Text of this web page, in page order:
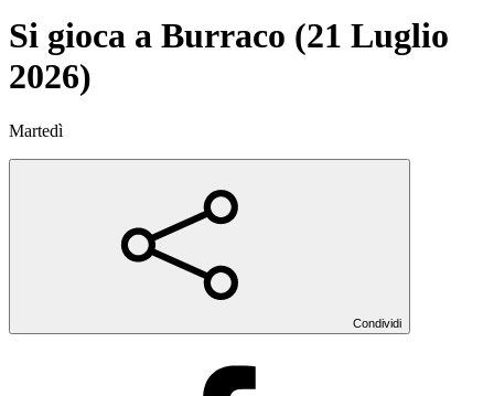
Si gioca a Burraco (21 Luglio
2026)
Martedì
Condividi